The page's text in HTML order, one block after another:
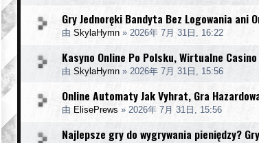
Gry Jednoręki Bandyta Bez Logowania ani
由 SkylaHymn » 2026年 7月 31日, 16:22
Kasyno Online Po Polsku, Wirtualne Casino
由 SkylaHymn » 2026年 7月 31日, 15:56
Online Automaty Jak Vyhrat, Gra
由 ElisePrews » 2026年 7月 31日, 15:56
Najlepsze gry do wygrywania pieniędzy?